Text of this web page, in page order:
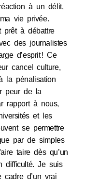
à un délit,
vie privée.
prêt à débattre
des journalistes
d’esprit ! Ce
cancel culture,
la pénalisation
peur de la
rapport à nous,
et les
se permettre
par de simples
taire dès qu’un
difficulté. Je suis
cadre d’un vrai